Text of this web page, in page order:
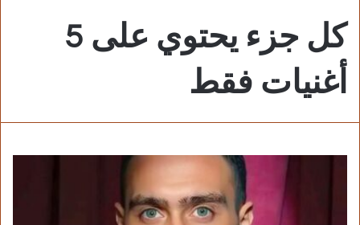
كل جزء يحتوي على 5
أغنيات فقط